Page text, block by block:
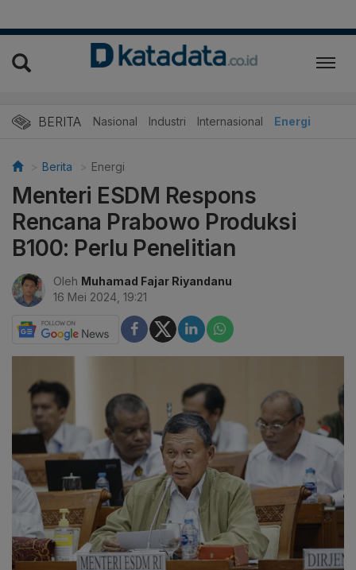
BERITA Nasional Industri Internasional Energi
Berita Energi
Menteri ESDM Respons
Rencana Prabowo Produksi
B100: Perlu Penelitian
Oleh Muhamad Fajar Riyandanu
16 Mei 2024, 19:21